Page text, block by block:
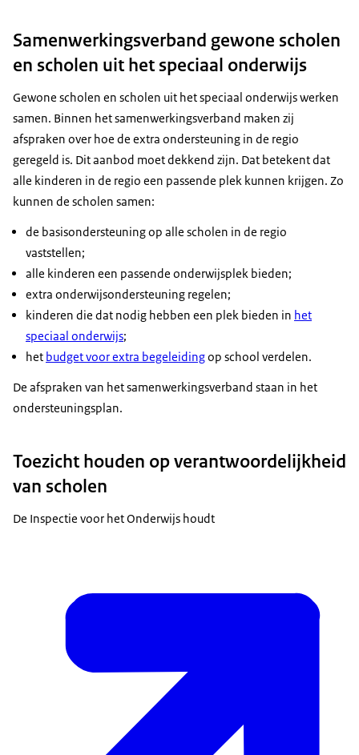
Samenwerkingsverband gewone scholen
en scholen uit het speciaal onderwijs
Gewone scholen en scholen uit het speciaal onderwijs werken
samen. Binnen het samenwerkingsverband maken zij
afspraken over hoe de extra ondersteuning in de regio
geregeld is. Dit aanbod moet dekkend zijn. Dat betekent dat
alle kinderen in de regio een passende plek kunnen krijgen. Zo
kunnen de scholen samen:
de basisondersteuning op alle scholen in de regio
vaststellen;
alle kinderen een passende onderwijsplek bieden;
extra onderwijsondersteuning regelen;
kinderen die dat nodig hebben een plek bieden in het
speciaal onderwijs;
het budget voor extra begeleidingop school verdelen.
De afspraken van het samenwerkingsverband staan in het
ondersteuningsplan.
Toezicht houden op verantwoordelijkheid
van scholen
De Inspectie voor het Onderwijs houdt